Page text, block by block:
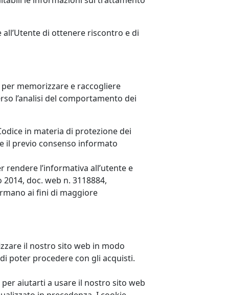
di ottenere riscontro e di
memorizzare e raccogliere
l’analisi del comportamento dei
in materia di protezione dei
il previo consenso informato
l’informativa all’utente e
doc. web n. 3118884,
ai fini di maggiore
il nostro sito web in modo
poter procedere con gli acquisti.
aiutarti a usare il nostro sito web